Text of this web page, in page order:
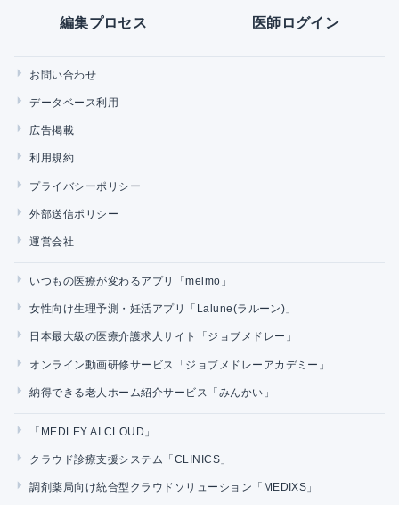
編集プロセス 医師ログイン
お問い合わせ
データベース利用
広告掲載
利用規約
プライバシーポリシー
外部送信ポリシー
運営会社
いつもの医療が変わるアプリ「melmo」
女性向け生理予測・妊活アプリ「Lalune(ラルーン)」
日本最大級の医療介護求人サイト「ジョブメドレー」
オンライン動画研修サービス「ジョブメドレーアカデミー」
納得できる老人ホーム紹介サービス「みんかい」
「MEDLEY AI CLOUD」
クラウド診療支援システム「CLINICS」
調剤薬局向け統合型クラウドソリューション「MEDIXS」